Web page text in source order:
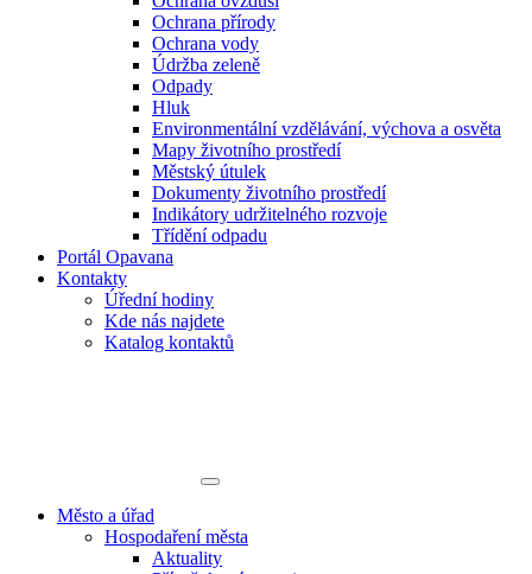
Ochrana přírody
Ochrana vody
Údržba zeleně
Odpady
Hluk
Environmentální vzdělávání, výchova a osvěta
Mapy životního prostředí
Městský útulek
Dokumenty životního prostředí
Indikátory udržitelného rozvoje
Třídění odpadu
Portál Opavana
Kontakty
Úřední hodiny
Kde nás najdete
Katalog kontaktů
Město a úřad
Hospodaření města
Aktuality